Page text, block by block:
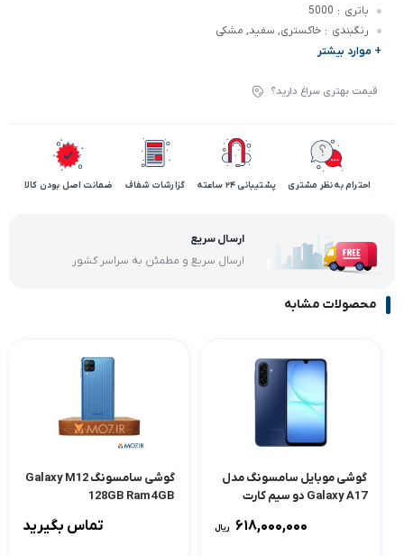
باتری :
5000
رنگبندی : خاکستری, سفید, مشکی
+ موارد بیشتر
قیمت بهتری سراغ دارید؟
احترام به نظر مشتری پشتیبانی 24 ساعته گزارشات شفاف ضمانت اصل بودن کالا
ارسال سریع
ارسال سریع و مطمئن به سراسر کشور
محصولات مشابه
گوشی موبایل سامسونگ مدل
Galaxy A17 دو سیم کارت
618,000,000 ریال
گوشی سامسونگ Galaxy M12
128GB Ram 4GB
تماس بگیرید